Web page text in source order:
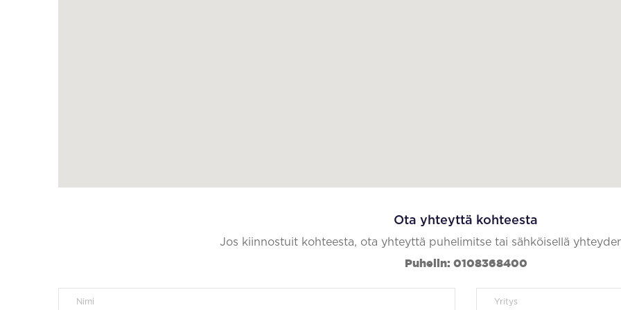
Ota yhteyttä kohteesta
Jos kiinnostuit kohteesta, ota yhteyttä puhelimitse tai sähköisellä
Puhelin: 0108368400